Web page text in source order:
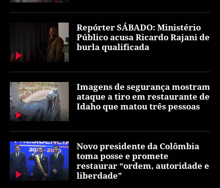
Repórter SÁBADO: Ministério
Público acusa Ricardo Rajani de
burla qualificada
Imagens de segurança mostram
ataque a tiro em restaurante de
Idaho que matou três pessoas
Novo presidente da Colômbia
toma posse e promete
restaurar “ordem, autoridade e
liberdade”